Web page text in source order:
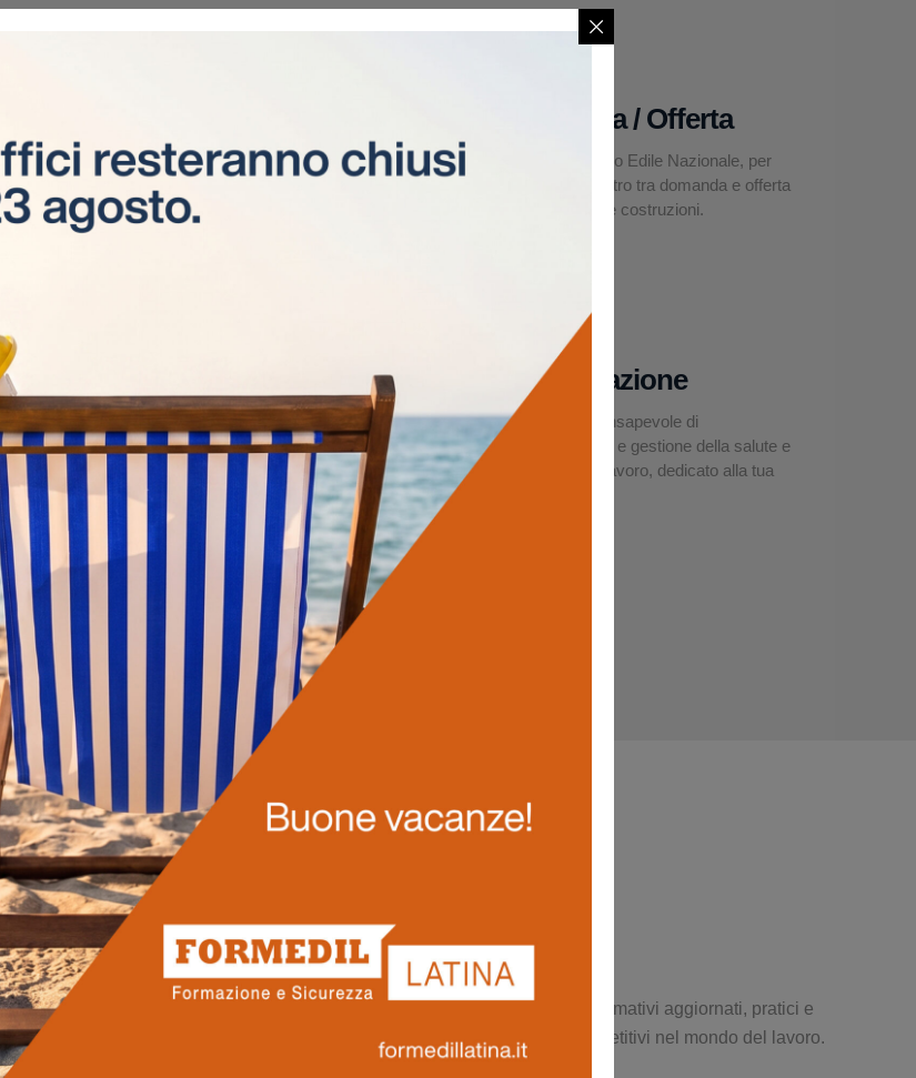
Corsi di apprendistato
giovani tra i 18 e i 29 anni.
Domanda / Offerta
La Borsa Lavoro Edile Nazionale, per
facilitare l’incontro tra domanda e offerta
nel settore delle costruzioni.
Visite tecniche e consulenze svolte da
esperti ESEL CPT, presso i cantieri delle
aziende interessate.
Asseverazione
Un modello consapevole di
organizzazione e gestione della salute e
sicurezza sul lavoro, dedicato alla tua
LEGGI DI PIÙ
Prossimi corsi
rispondere alle reali esigenze del settore edilizio e produttivo. Percorsi formativi aggiornati, pratici e
accrescere le proprie competenze, operare in sicurezza e restare competitivi nel mondo del lavoro.